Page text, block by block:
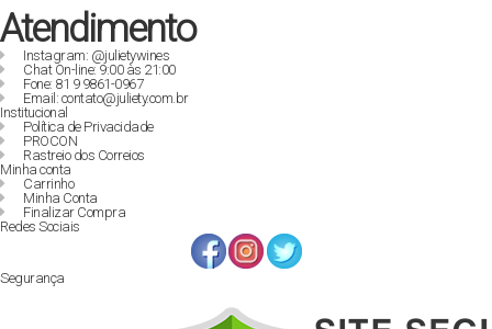
Atendimento
Instagram: @julietywines
Chat On-line: 9:00 às 21:00
Fone: 81 9 9861-0967
Email: contato@juliety.com.br
Institucional
Política de Privacidade
PROCON
Rastreio dos Correios
Minha conta
Carrinho
Minha Conta
Finalizar Compra
Redes Sociais
Segurança